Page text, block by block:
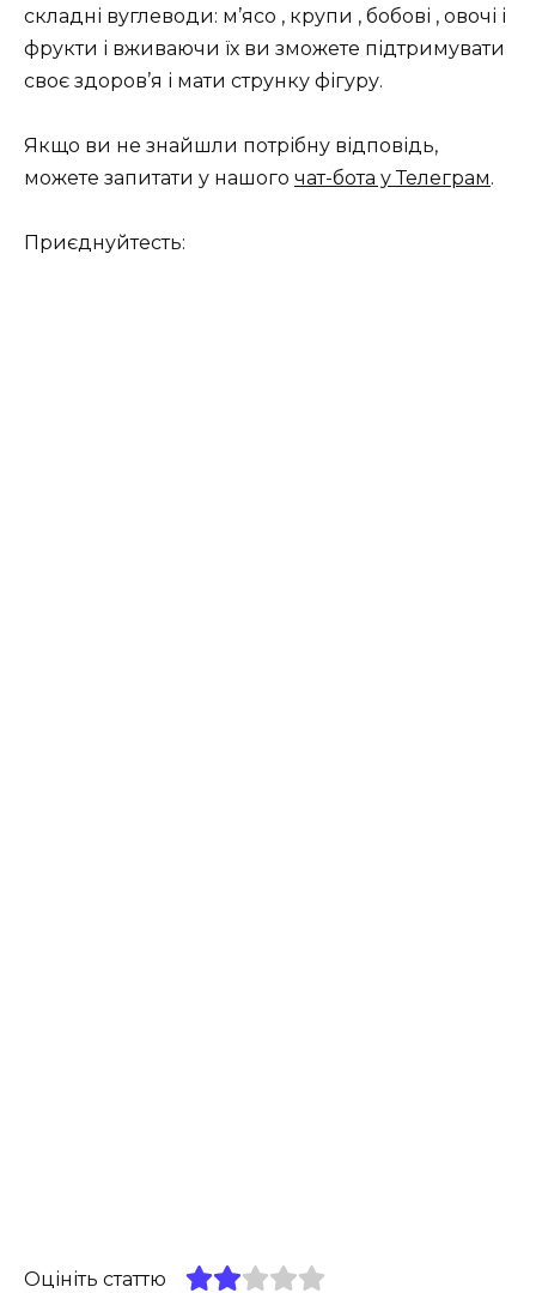
складні вуглеводи: м’ясо , крупи , бобові , овочі і
фрукти і вживаючи їх ви зможете підтримувати
своє здоров’я і мати струнку фігуру.
Якщо ви не знайшли потрібну відповідь,
можете запитати у нашого чат-бота у Телеграм.
Приєднуйтесть:
Оцініть статтю